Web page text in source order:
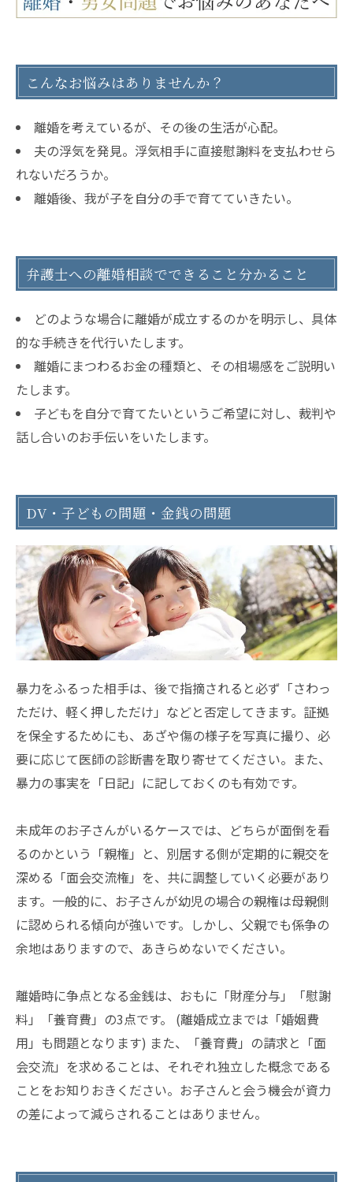
こんなお悩みはありませんか？
離婚を考えているが、その後の生活が心配。
夫の浮気を発見。浮気相手に直接慰謝料を支払わせら
れないだろうか。
離婚後、我が子を自分の手で育てていきたい。
弁護士への離婚相談でできること分かること
どのような場合に離婚が成立するのかを明示し、具体
的な手続きを代行いたします。
離婚にまつわるお金の種類と、その相場感をご説明い
たします。
子どもを自分で育てたいというご希望に対し、裁判や
話し合いのお手伝いをいたします。
DV・子どもの問題・金銭の問題
暴力をふるった相手は、後で指摘されると必ず「さわっ
ただけ、軽く押しただけ」などと否定してきます。証拠
を保全するためにも、あざや傷の様子を写真に撮り、必
要に応じて医師の診断書を取り寄せてください。また、
暴力の事実を「日記」に記しておくのも有効です。
未成年のお子さんがいるケースでは、どちらが面倒を看
るのかという「親権」と、別居する側が定期的に親交を
深める「面会交流権」を、共に調整していく必要があり
ます。一般的に、お子さんが幼児の場合の親権は母親側
に認められる傾向が強いです。しかし、父親でも係争の
余地はありますので、あきらめないでください。
離婚時に争点となる金銭は、おもに「財産分与」「慰謝
料」「養育費」の3点です。 (離婚成立までは「婚姻費
用」も問題となります) また、「養育費」の請求と「面
会交流」を求めることは、それぞれ独立した概念である
ことをお知りおきください。お子さんと会う機会が資力
の差によって減らされることはありません。